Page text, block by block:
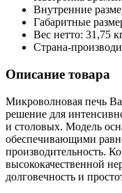
Внутренние
Габаритные
Вес нетто: 31,75
Страна-
Описание товара
Микроволновая печь
решение для
и столовых. Модель
обеспечивающими
производительность.
высококачественной
долговечность и